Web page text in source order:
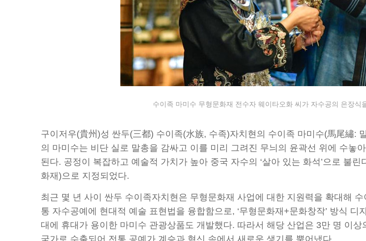
수이족 마미수 무형문화재 전수자 웨이타오화 씨가 자수공의 은장
구이저우(貴州)성 싼두(三都) 수이족(水族, 수족)자치현의 수이족 마미수(馬尾繡:
의 마미수는 비단 실로 말총을 감싸고 이를 미리 그려진 무늬의 윤곽선 위에 수놓
된다. 공정이 복잡하고 예술적 가치가 높아 중국 자수의 ‘살아 있는 화석’으로 불
화재)으로 지정되었다.
최근 몇 년 사이 싼두 수이족자치현은 무형문화재 사업에 대한 지원력을 확대해
통 자수공예에 현대적 예술 표현법을 융합함으로, ‘무형문화재+문화창작’ 방식
대에 휴대가 용이한 마미수 관광상품도 개발했다. 따라서 해당 산업은 3만 명 이
국가로 수출되어 전통 공예가 계승과 혁신 속에서 새로운 생기를 뿜어냈다.